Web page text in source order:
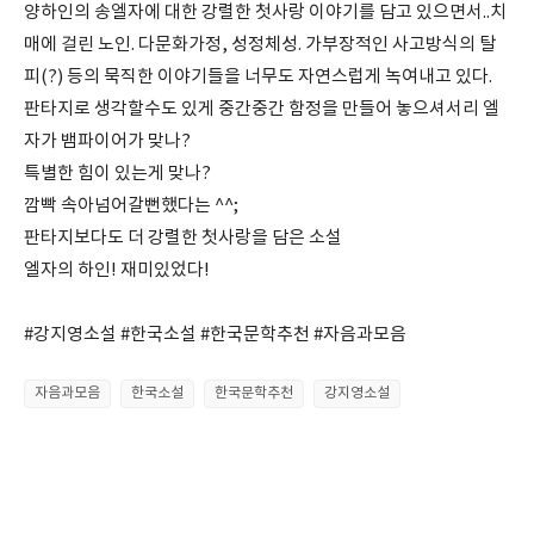
양하인의 송엘자에 대한 강렬한 첫사랑 이야기를 담고 있으면서..치
매에 걸린 노인. 다문화가정, 성정체성. 가부장적인 사고방식의 탈
피(?) 등의 묵직한 이야기들을 너무도 자연스럽게 녹여내고 있다.
판타지로 생각할수도 있게 중간중간 함정을 만들어 놓으셔서리 엘
자가 뱀파이어가 맞나?
특별한 힘이 있는게 맞나?
깜빡 속아넘어갈뻔했다는 ^^;
판타지보다도 더 강렬한 첫사랑을 담은 소설
엘자의 하인! 재미있었다!
#강지영소설 #한국소설 #한국문학추천 #자음과모음
자음과모음 한국소설 한국문학추천 강지영소설